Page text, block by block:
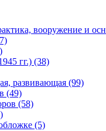
вооружение и
гг.) (38)
развивающая (99)
(49)
(58)
(5)